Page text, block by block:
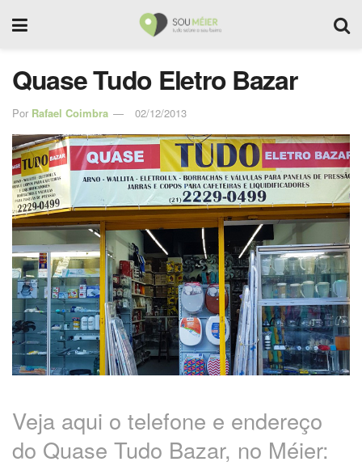
Quase Tudo Eletro Bazar
Por Rafael Coimbra 02/12/2013
Veja aqui o telefone e endereço
do Quase Tudo Bazar, no Méier: